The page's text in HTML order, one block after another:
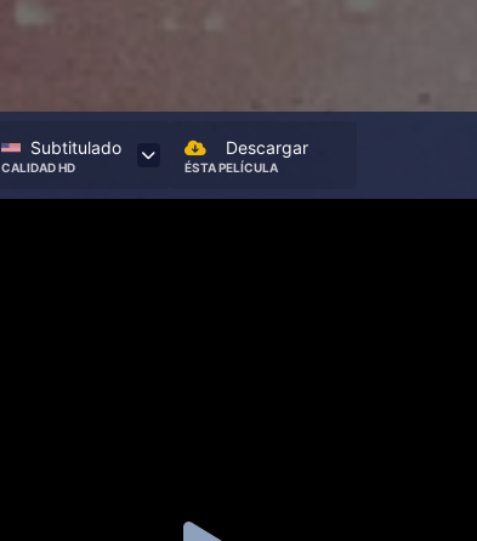
Subtitulado
CALIDAD HD
Descargar
ÉSTA PELÍCULA